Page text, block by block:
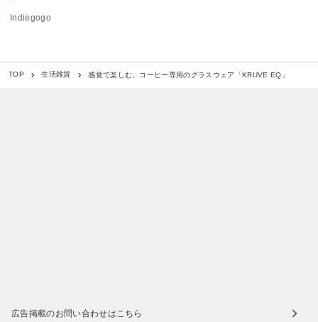
Indiegogo
TOP 生活雑貨 感覚で楽しむ。コーヒー専用のグラスウェア「KRUVE EQ」
広告掲載のお問い合わせはこちら